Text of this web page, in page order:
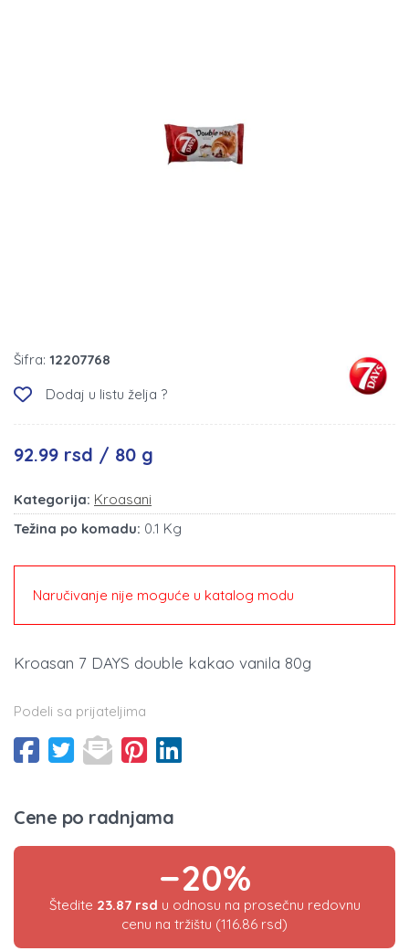
Šifra: 12207768
Dodaj u listu želja ?
92.99 rsd / 80 g
Kategorija: Kroasani
Težina po komadu: 0.1 Kg
Naručivanje nije moguće u katalog modu
Kroasan 7 DAYS double kakao vanila 80g
Podeli sa prijateljima
Cene po radnjama
−20%
Štedite 23.87 rsd u odnosu na prosečnu redovnu
cenu na tržištu (116.86 rsd)